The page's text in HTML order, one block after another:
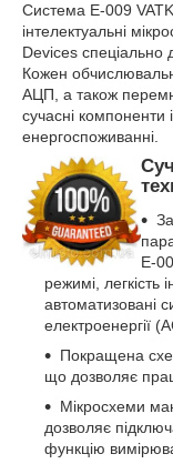
Система Е-009
інтелектуальні
Devices спеціально
Кожен
АЦП, а також
сучасні компоненти
енергоспоживанні.
Е-
режимі, легкість
автоматизовані
електроенергії
Покращена
що дозволяє
Мікросхеми
дозволяє
функцію